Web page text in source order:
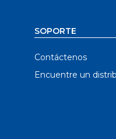
SOPORTE
Contáctenos
Encuentre un